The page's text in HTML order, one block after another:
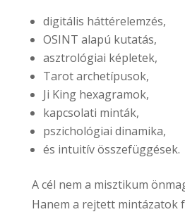
digitális háttérelemzés,
OSINT alapú kutatás,
asztrológiai képletek,
Tarot archetípusok,
Ji King hexagramok,
kapcsolati minták,
pszichológiai dinamika,
és intuitív összefüggések.
A cél nem a misztikum
Hanem a rejtett mintázatok